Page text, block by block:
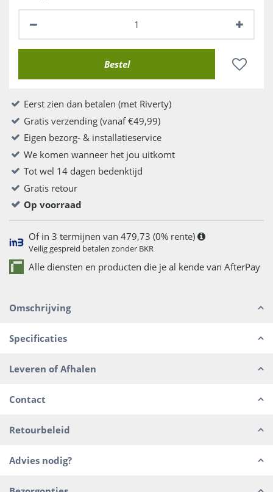
Eerst zien dan betalen (met Riverty)
Gratis verzending (vanaf €49,99)
Eigen bezorg- & installatieservice
We komen wanneer het jou uitkomt
Tot wel 14 dagen bedenktijd
Gratis retour
Op voorraad
Of in 3 termijnen van 479,73 (0% rente)
Veilig gespreid betalen zonder BKR
Alle diensten en producten die je al kende van AfterPay
Omschrijving
Specificaties
Leveren of Afhalen
Contact
Retourbeleid
Advies nodig?